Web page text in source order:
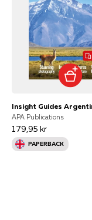
APA Publications
179,95 kr
PAPERBACK